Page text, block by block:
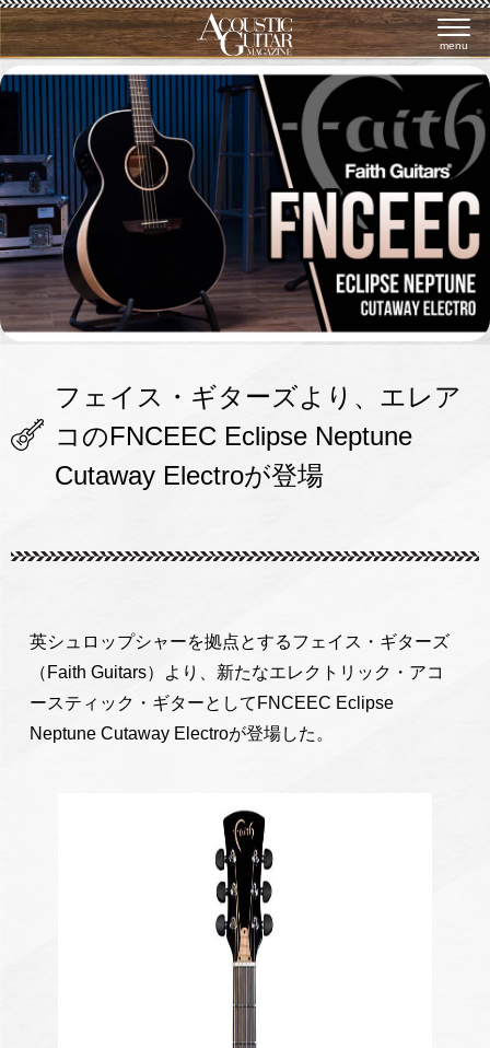
menu
フェイス・ギターズより、エレア
コのFNCEEC Eclipse Neptune
Cutaway Electroが登場
英シュロップシャーを拠点とするフェイス・ギターズ
（Faith Guitars）より、新たなエレクトリック・アコ
ースティック・ギターとしてFNCEEC Eclipse
Neptune Cutaway Electroが登場した。